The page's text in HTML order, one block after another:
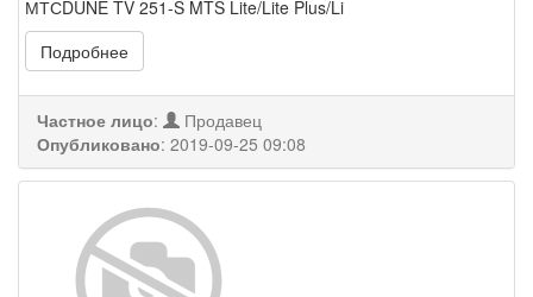
МТСDUNE TV 251-S MTS Lite/Lite Plus/Li
Подробнее
Частное лицо:
Продавец
Опубликовано: 2019-09-25 09:08